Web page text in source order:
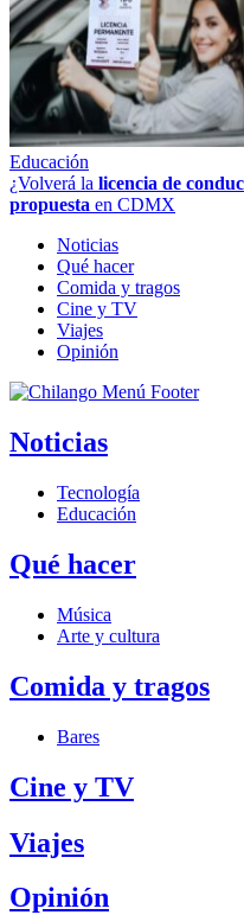
Educación
¿Volverá la licencia de
propuesta en CDMX
Noticias
Qué hacer
Comida y tragos
Cine y TV
Viajes
Opinión
Noticias
Tecnología
Educación
Qué hacer
Música
Arte y cultura
Comida y tragos
Bares
Cine y TV
Viajes
Opinión